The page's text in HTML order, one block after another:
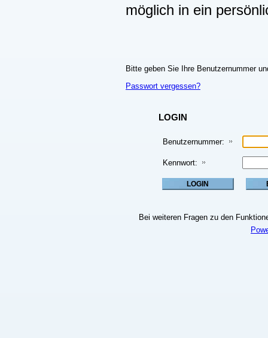
möglich in ein
Bitte geben Sie Ihre Benutzernummer
Passwort vergessen?
LOGIN
Benutzernummer:
Kennwort:
Bei weiteren Fragen zu den